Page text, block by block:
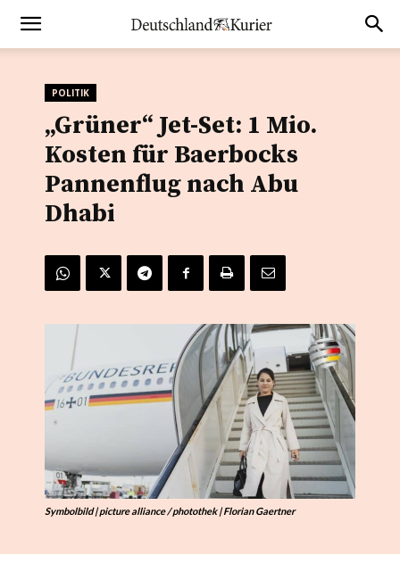
POLITIK
„Grüner“ Jet-Set: 1 Mio.
Kosten für Baerbocks
Pannenflug nach Abu
Dhabi
Symbolbild | picture alliance / photothek | Florian Gaertner